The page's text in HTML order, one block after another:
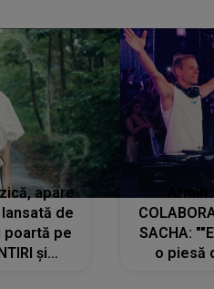
apare
de
poartă pe
și
SACHA:
o piesă